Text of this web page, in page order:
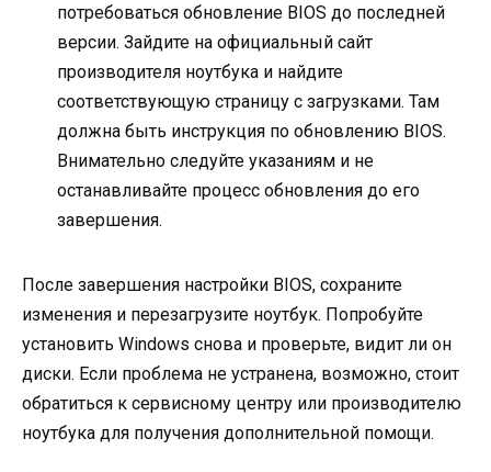
потребоваться обновление BIOS до последней
версии. Зайдите на официальный сайт
производителя ноутбука и найдите
соответствующую страницу с загрузками. Там
должна быть инструкция по обновлению BIOS.
Внимательно следуйте указаниям и не
останавливайте процесс обновления до его
завершения.
После завершения настройки BIOS, сохраните
изменения и перезагрузите ноутбук. Попробуйте
установить Windows снова и проверьте, видит ли он
диски. Если проблема не устранена, возможно, стоит
обратиться к сервисному центру или производителю
ноутбука для получения дополнительной помощи.